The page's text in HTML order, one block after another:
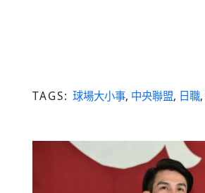
TAGS: 球場大小事, 中央聯盟, 日職,